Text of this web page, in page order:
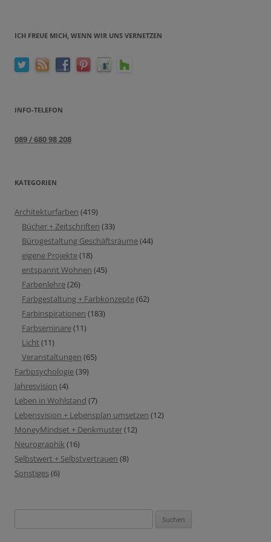
ICH FREUE MICH, WENN WIR UNS VERNETZEN
INFO-TELEFON
089 / 680 98 208
KATEGORIEN
Architekturfarben (419)
Bücher + Zeitschriften (33)
Bürogestaltung Geschäftsräume(44)
eigene Projekte(18)
entspannt Wohnen (45)
Farbenlehre(26)
Farbgestaltung + Farbkonzepte(62)
Farbinspirationen (183)
Farbseminare(11)
Licht (11)
Veranstaltungen (65)
Farbpsychologie(39)
Jahresvision (4)
Leben in Wohlstand (7)
Lebensvision + Lebensplan umsetzen (12)
MoneyMindset + Denkmuster(12)
Neurographik(16)
Selbstwert + Selbstvertrauen (8)
Sonstiges(6)
nach: